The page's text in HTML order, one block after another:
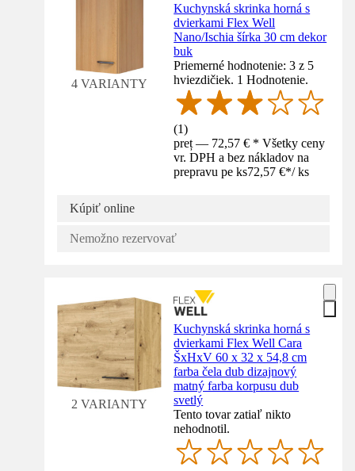
4 VARIANTY
Kuchynská skrinka horná s
dvierkami Flex Well
Nano/Ischia šírka 30 cm dekor
buk
Priemerné hodnotenie: 3 z 5
hviezdičiek. 1 Hodnotenie.
(1)
preț — 72,57 € * Všetky ceny
vr. DPH a bez nákladov na
prepravu pe ks72,57 €*/ ks
Kúpiť online
Nemožno rezervovať
2 VARIANTY
Kuchynská skrinka horná s
dvierkami Flex Well Cara
ŠxHxV 60 x 32 x 54,8 cm
farba čela dub dizajnový
matný farba korpusu dub
svetlý
Tento tovar zatiaľ nikto
nehodnotil.